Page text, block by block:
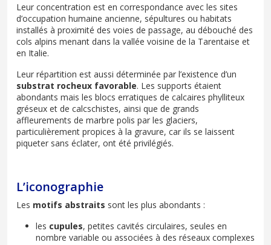
Leur concentration est en correspondance avec les sites
d’occupation humaine ancienne, sépultures ou habitats
installés à proximité des voies de passage, au débouché des
cols alpins menant dans la vallée voisine de la Tarentaise et
en Italie.
Leur répartition est aussi déterminée par l’existence d’un
substrat rocheux favorable. Les supports étaient
abondants mais les blocs erratiques de calcaires phylliteux
gréseux et de calcschistes, ainsi que de grands
affleurements de marbre polis par les glaciers,
particulièrement propices à la gravure, car ils se laissent
piqueter sans éclater, ont été privilégiés.
L’iconographie
Les motifs abstraits sont les plus abondants :
les cupules, petites cavités circulaires, seules en
nombre variable ou associées à des réseaux complexes